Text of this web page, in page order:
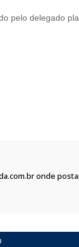
pelo delegado
onde